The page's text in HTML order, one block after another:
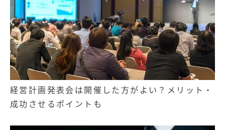
経営計画発表会は開催した方がよい？メリット・
成功させるポイントも